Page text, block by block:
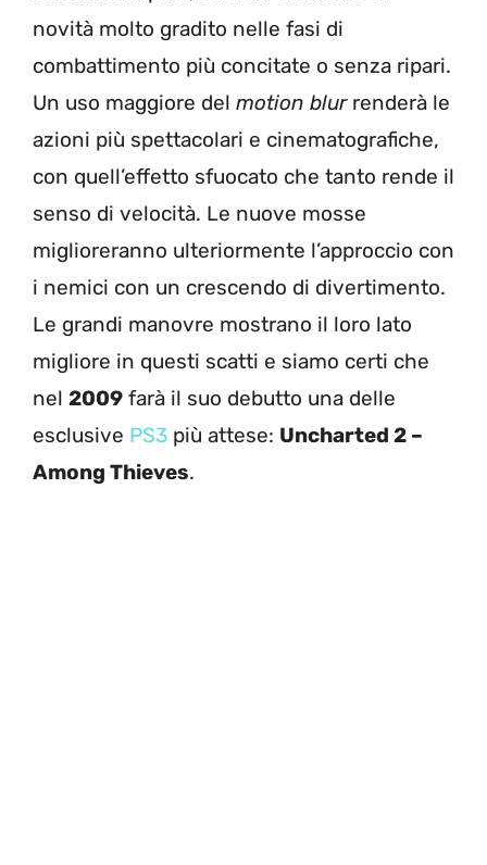
novità molto gradito nelle fasi di
combattimento più concitate o senza ripari.
Un uso maggiore del motion blurrenderà le
azioni più spettacolari e cinematografiche,
con quell’effetto sfuocato che tanto rende il
senso di velocità. Le nuove mosse
miglioreranno ulteriormente l’approccio con
i nemici con un crescendo di divertimento.
Le grandi manovre mostrano il loro lato
migliore in questi scatti e siamo certi che
nel 2009 farà il suo debutto una delle
esclusive PS3 più attese: Uncharted 2 –
Among Thieves.